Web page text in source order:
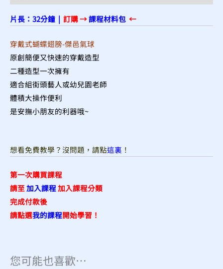
片長：32分鐘 | 訂購 →課程材料包 ←
穿戴式蝴蝶翅膀-傑邑氣球
原創簡便又快速的穿戴造型
二種造型一次擁有
適合組街頭藝人或幼兒園老師
體積大操作便利
是安撫小朋友的利器哦~
想看免費教學？沒問題，請點這裏 ！
第一次購買課程
請至加入課程加入課程分類
完成付款後
請點選我的課程開始學習！
您可能也喜歡…